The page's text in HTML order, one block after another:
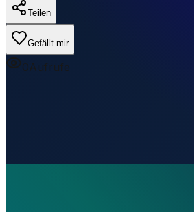
Teilen
Gefällt mir
0Aufrufe